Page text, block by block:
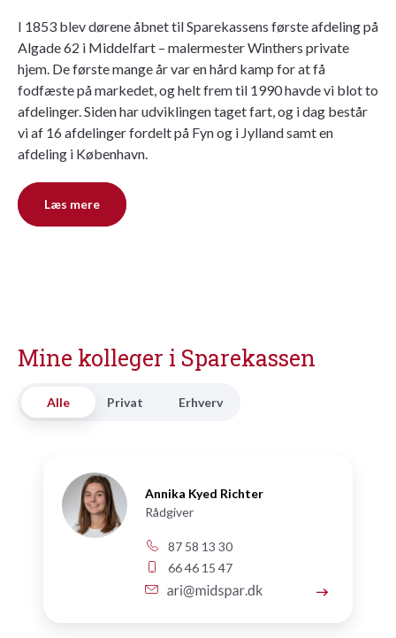
I 1853 blev dørene åbnet til Sparekassens første afdeling på
Algade 62 i Middelfart – malermester Winthers private
hjem. De første mange år var en hård kamp for at få
fodfæste på markedet, og helt frem til 1990 havde vi blot to
afdelinger. Siden har udviklingen taget fart, og i dag består
vi af 16 afdelinger fordelt på Fyn og i Jylland samt en
afdeling i København.
Læs mere
Mine kolleger i Sparekassen
Alle Privat Erhverv
Annika Kyed Richter
Rådgiver
87 58 13 30
66 46 15 47